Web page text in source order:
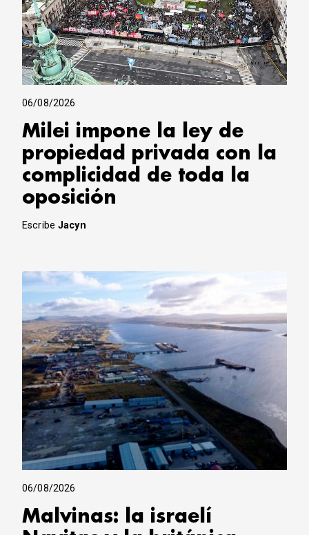
06/08/2026
Milei impone la ley de
propiedad privada con la
complicidad de toda la
oposición
EscribeJacyn
06/08/2026
Malvinas: la israelí